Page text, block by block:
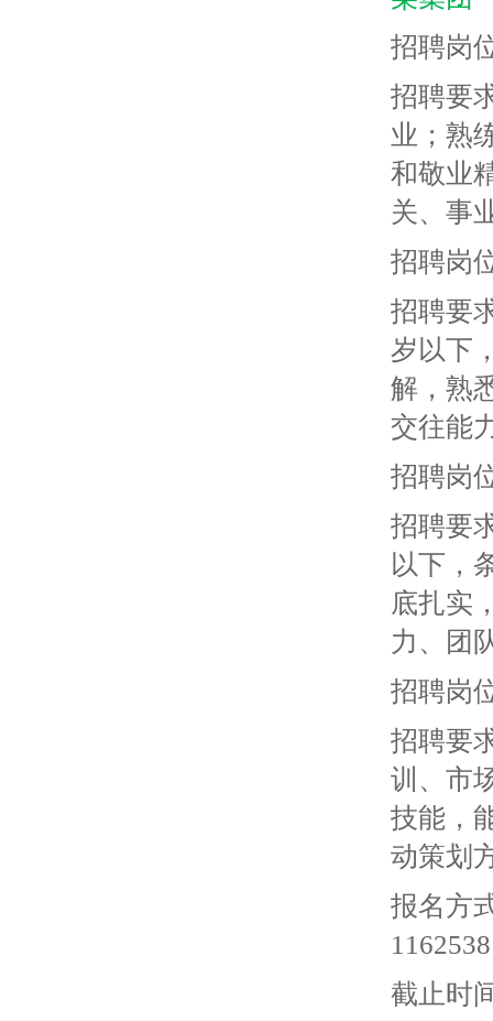
招聘岗
招聘要
业；熟
和敬业
关、事
招聘岗
招聘要
岁以下
解，熟
交往能
招聘岗
招聘要
以下，
底扎实
力、团
招聘岗
招聘要
训、市
技能，
动策划
报名方
截止时